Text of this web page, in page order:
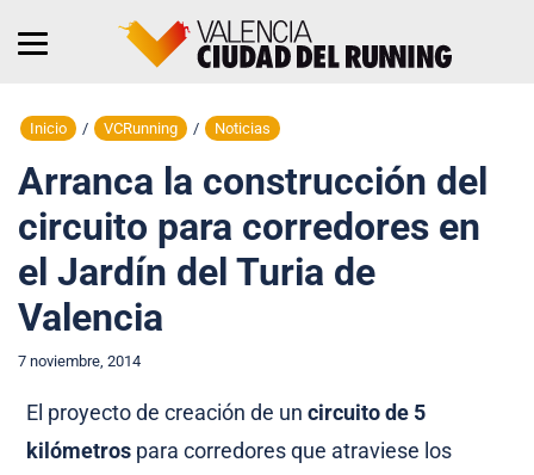
Inicio / VCRunning / Noticias
Arranca la construcción del
circuito para corredores en
el Jardín del Turia de
Valencia
7 noviembre, 2014
El proyecto de creación de uncircuito de 5
kilómetros para corredores que atraviese los